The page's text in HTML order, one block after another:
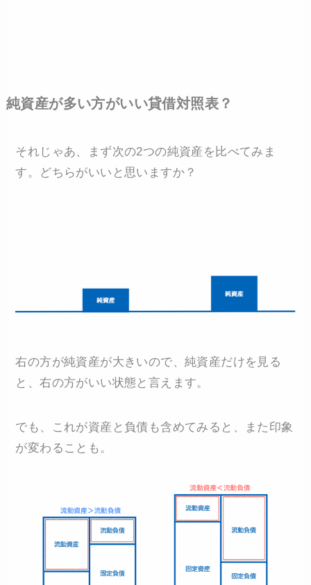
純資産が多い方がいい貸借対照表？
それじゃあ、まず次の2つの純資産を比べてみま
す。どちらがいいと思いますか？
右の方が純資産が大きいので、純資産だけを見る
と、右の方がいい状態と言えます。
でも、これが資産と負債も含めてみると、また印象
が変わることも。